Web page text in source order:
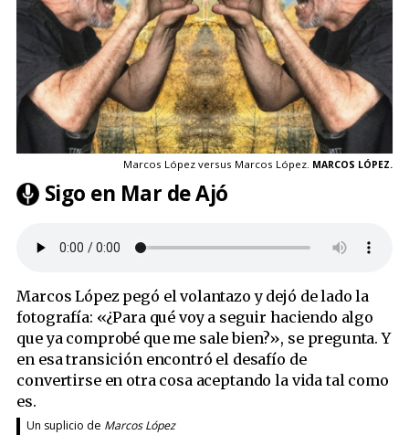
Marcos López versus Marcos López. MARCOS LÓPEZ.
Sigo en Mar de Ajó
Marcos López pegó el volantazo y dejó de lado la
fotografía: «¿Para qué voy a seguir haciendo algo
que ya comprobé que me sale bien?», se pregunta. Y
en esa transición encontró el desafío de
convertirse en otra cosa aceptando la vida tal como
es.
Un suplicio de Marcos López